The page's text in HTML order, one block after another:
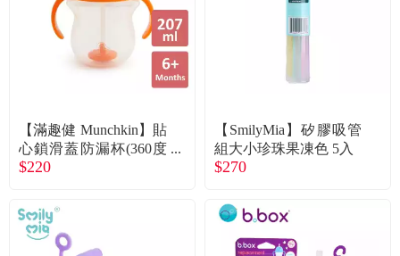
會員專區
折價券、紅利說明
【滿趣健 Munchkin】貼
心鎖滑蓋防漏杯(360度
吸管)207ml／橘
$220
【SmilyMia】矽膠吸管
組大小珍珠果凍色 5入
$270